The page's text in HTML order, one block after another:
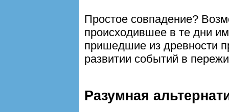
Простое совпадение?
происходившее в те дни
пришедшие из древности
развитии событий в
Разумная